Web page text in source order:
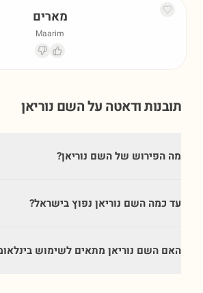
מארים
Maarim
תובנות ודאטה על השם נוריאן
מה הפירוש של השם נוריאן?
עד כמה השם נוריאן נפוץ בישראל?
האם השם נוריאן מתאים לשימוש